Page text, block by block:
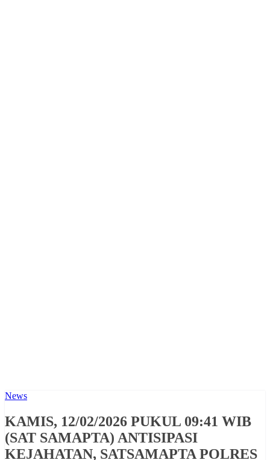
News
KAMIS, 12/02/2026 PUKUL 09:41 WIB
(SAT SAMAPTA) ANTISIPASI
KEJAHATAN, SATSAMAPTA POLRES